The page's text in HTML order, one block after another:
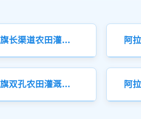
阿拉善右旗长渠道农田灌溉闸门
阿拉善右旗双孔农田灌溉钢制闸门